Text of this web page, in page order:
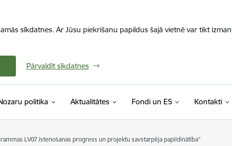
sīkdatnes. Ar Jūsu piekrišanu papildus šajā vietnē var tikt
Pārvaldīt sīkdatnes
politika Aktualitātes Fondi un ES Kontakti
LV07 īstenošanas progress un projektu savstarpēja papildinātība”